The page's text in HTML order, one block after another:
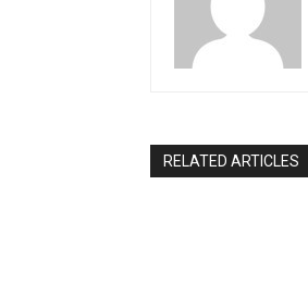
RELATED ARTICLES